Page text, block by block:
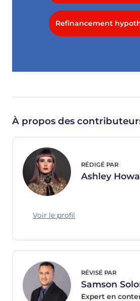
Refinancement
À propos des
RÉDIGÉ PAR
Ashley
Voir le profil
RÉVISÉ PAR
Samson
Expert en